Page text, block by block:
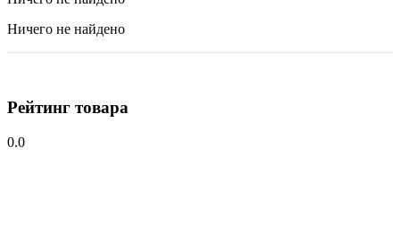
Ничего не найдено
Рейтинг товара
0.0